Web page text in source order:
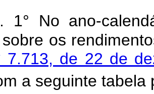
1° No ano-
os
7.713, de 22 de
a seguinte tabela